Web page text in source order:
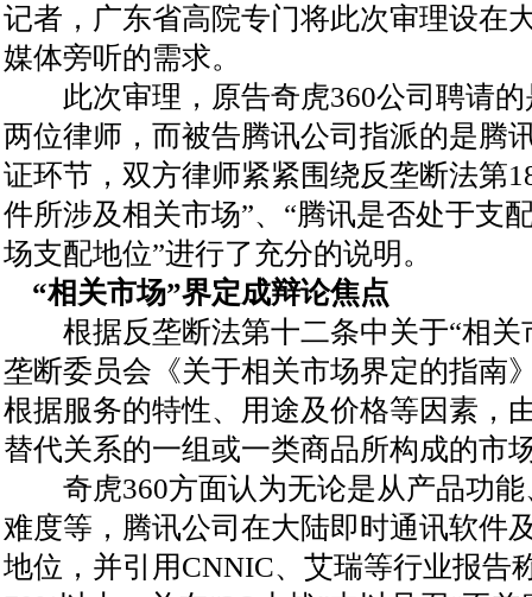
记者，广东省高院专门将此次审理设在
媒体旁听的需求。
此次审理，原告奇虎360公司聘请的
两位律师，而被告腾讯公司指派的是腾
证环节，双方律师紧紧围绕反垄断法第
件所涉及相关市场”、“腾讯是否处于支
场支配地位”进行了充分的说明。
“相关市场”界定成辩论焦点
根据反垄断法第十二条中关于“相关
垄断委员会《关于相关市场界定的指南
根据服务的特性、用途及价格等因素，
替代关系的一组或一类商品所构成的市
奇虎360方面认为无论是从产品功能
难度等，腾讯公司在大陆即时通讯软件
地位，并引用CNNIC、艾瑞等行业报告